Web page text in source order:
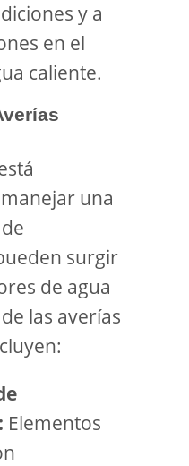
y a
en el
caliente.
una
surgir
de agua
las averías
Elementos